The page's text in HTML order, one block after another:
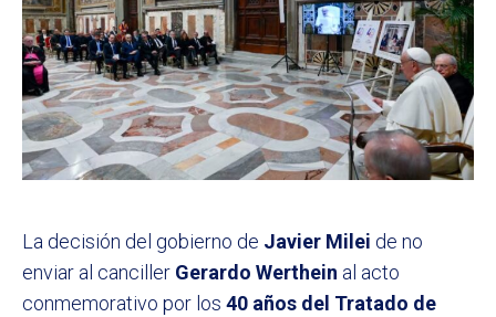
La decisión del gobierno de Javier Milei de no
enviar al canciller Gerardo Werthein al acto
conmemorativo por los 40 años del Tratado de